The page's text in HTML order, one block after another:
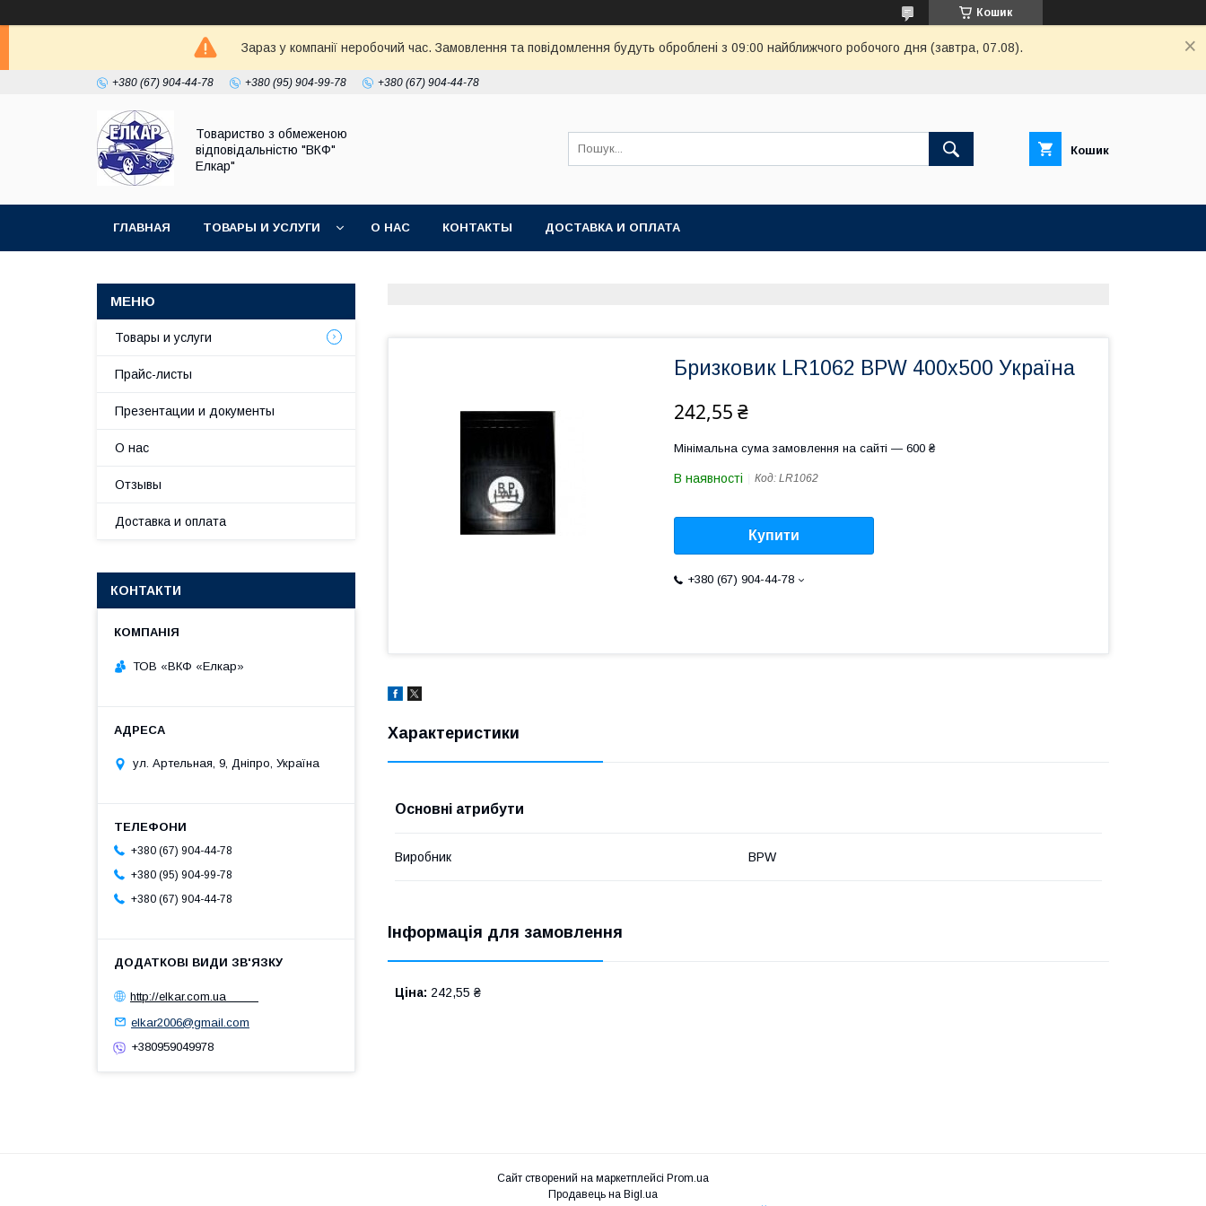
Кошик
Зараз у компанії неробочий час. Замовлення та повідомлення будуть оброблені з 09:00 найближчого робочого дня (завтра, 07.08).
+380 (67) 904-44-78 +380 (95) 904-99-78 +380 (67) 904-44-78
Товариство з обмеженою
відповідальністю "ВКФ"
Елкар"
Кошик
ГЛАВНАЯ ТОВАРЫ И УСЛУГИ О НАС КОНТАКТЫ ДОСТАВКА И ОПЛАТА
Бризковик LR1062 BPW 400х500 Україна
242,55 ₴
Мінімальна сума замовлення на сайті — 600 ₴
В наявності Код: LR1062
Купити
+380 (67) 904-44-78
Характеристики
Основні атрибути
Виробник BPW
Інформація для замовлення
Ціна: 242,55 ₴
Товары и услуги
Прайс-листы
Презентации и документы
О нас
Отзывы
Доставка и оплата
КОНТАКТИ
ТОВ «ВКФ «Елкар»
ул. Артельная, 9, Дніпро, Україна
+380 (67) 904-44-78
+380 (95) 904-99-78
+380 (67) 904-44-78
http://elkar.com.ua
elkar2006@gmail.com
+380959049978
Сайт створений на маркетплейсі Prom.ua
Продавець на Bigl.ua